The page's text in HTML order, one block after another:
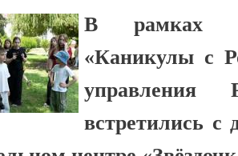
В рамках
«Каникулы с
встретились